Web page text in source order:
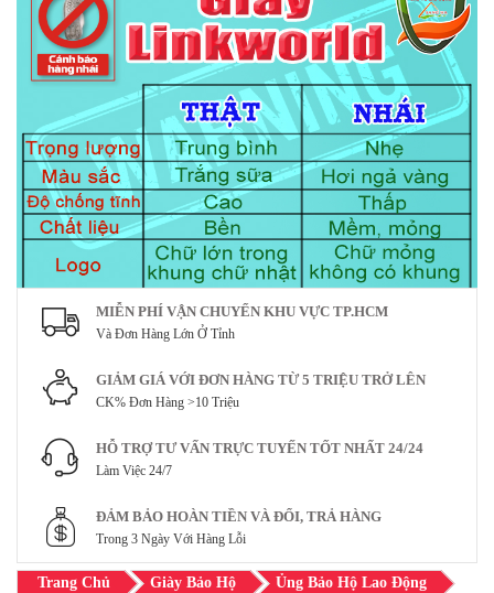
MIỄN PHÍ VẬN CHUYỂN KHU VỰC TP.HCM
Và Đơn Hàng Lớn Ở Tỉnh
GIẢM GIÁ VỚI ĐƠN HÀNG TỪ 5 TRIỆU TRỞ LÊN
CK% Đơn Hàng >10 Triệu
HỖ TRỢ TƯ VẤN TRỰC TUYẾN TỐT NHẤT 24/24
Làm Việc 24/7
ĐẢM BẢO HOÀN TIỀN VÀ ĐỔI, TRẢ HÀNG
Trong 3 Ngày Với Hàng Lỗi
Trang Chủ Giày Bảo Hộ
Ủng Bảo Hộ Lao Động